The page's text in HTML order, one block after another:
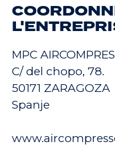
MPC
C/ del chopo, 78.
50171 ZARAGOZA
Spanje